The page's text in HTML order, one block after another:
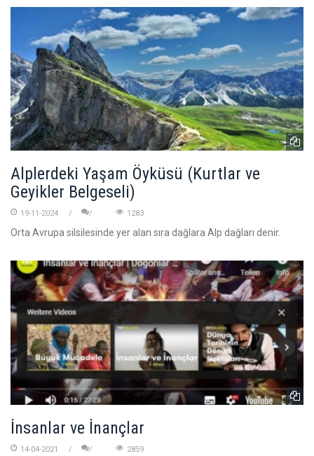
Alplerdeki Yaşam Öyküsü (Kurtlar ve
Geyikler Belgeseli)
19-11-2024 1283
Orta Avrupa silsilesinde yer alan sıra dağlara Alp dağları denir.
İnsanlar ve İnançlar
14-04-2021 2859